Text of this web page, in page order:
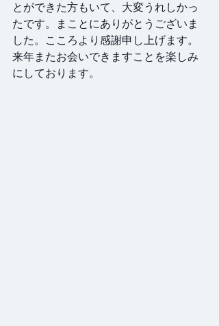
とができた方もいて、大変うれしかっ
たです。まことにありがとうございま
した。こころより感謝申し上げます。
来年またお会いできますことを楽しみ
にしております。